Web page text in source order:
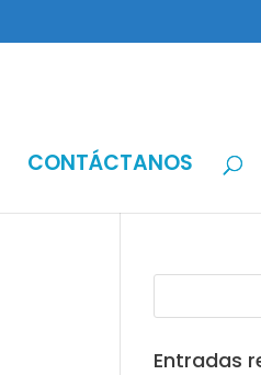
CONTÁCTANOS
Entradas